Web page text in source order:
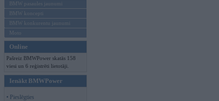
BMW pasaules jaunumi
BMW koncepti
BMW konkurentu jaunumi
Moto
Online
Pašreiz BMWPower skatās 158
viesi un 6 reģistrēti lietotāji.
Ienākt BMWPower
• Pieslēgties